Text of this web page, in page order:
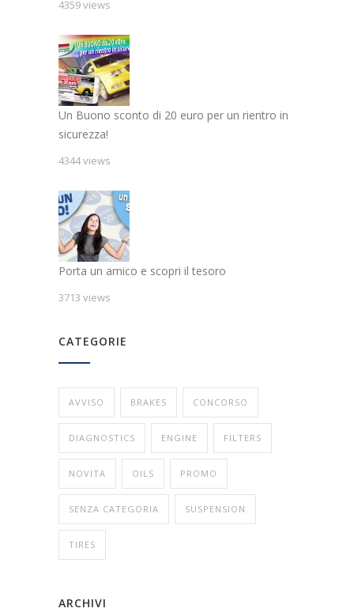
4359 views
Un Buono sconto di 20 euro per un rientro in
sicurezza!
4344 views
Porta un amico e scopri il tesoro
3713 views
CATEGORIE
AVVISO BRAKES CONCORSO
DIAGNOSTICS ENGINE FILTERS
NOVITA OILS PROMO
SENZA CATEGORIA SUSPENSION
TIRES
ARCHIVI